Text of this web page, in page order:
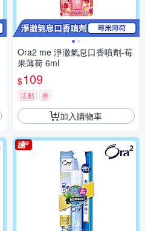
Ora2 me 淨澈氣息口香噴劑-莓
果薄荷 6ml
$109
活動 券
加入購物車